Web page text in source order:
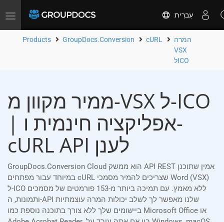
Toggle
עִברִית
Products GroupDocs.Conversion cURL
המרה
VSX
לICO
ממיר מקוון מ-VSX ל-ICO
| אפליקציה חינמית ו-
cURL API לענן
GroupDocs.Conversion Cloud הוא ממשק API REST אמין שתוכנן
במיוחד עבור מפתחים cURL שצריכים להמיר מסמכי Word (VSX)
ל-ICO ללא מאמץ. עם תמיכה ביותר מ-153 פורמטים של מסמכים
ותמונות, ה-API שלנו מאפשר לך לשלב יכולות המרה עוצמתיות
ביישומים שלך ללא צורך בתוכנה נוספת כמו Microsoft Office או